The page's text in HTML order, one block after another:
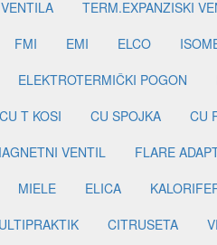
TERM.EXPANZISKI
FMI EMI ELCO
ELEKTROTERMIČKI POGON
CU T KOSI CU SPOJKA CU
VENTIL FLARE
MIELE ELICA
CITRUSETA